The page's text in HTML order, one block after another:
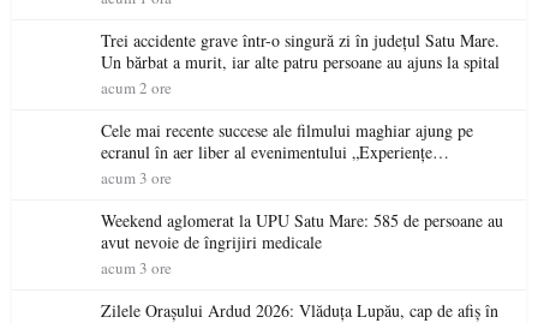
Trei accidente grave într-o singură zi în județul Satu Mare.
Un bărbat a murit, iar alte patru persoane au ajuns la spital
acum 2 ore
Cele mai recente succese ale filmului maghiar ajung pe
ecranul în aer liber al evenimentului „Experiențe
cinematografice Partium”
acum 3 ore
Weekend aglomerat la UPU Satu Mare: 585 de persoane au
avut nevoie de îngrijiri medicale
acum 3 ore
Zilele Orașului Ardud 2026: Vlăduța Lupău, cap de afiș în